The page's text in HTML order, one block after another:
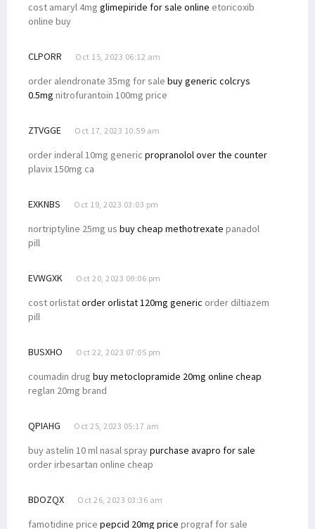
cost amaryl 4mg glimepiride for sale online etoricoxib
online buy
CLPORR Oct 15, 2023 06:12 am
order alendronate 35mg for sale buy generic colcrys
0.5mg nitrofurantoin 100mg price
ZTVGGE Oct 17, 2023 10:59 am
order inderal 10mg generic propranolol over the counter
plavix 150mg ca
EXKNBS Oct 19, 2023 03:03 pm
nortriptyline 25mg us buy cheap methotrexate panadol
pill
EVWGXK Oct 20, 2023 09:06 pm
cost orlistatorder orlistat 120mg generic order diltiazem
pill
BUSXHO Oct 22, 2023 07:05 pm
coumadin drug buy metoclopramide 20mg online cheap
reglan 20mg brand
QPIAHG Oct 25, 2023 05:17 am
buy astelin 10 ml nasal spraypurchase avapro for sale
order irbesartan online cheap
BDOZQX Oct 26, 2023 03:36 am
famotidine price pepcid 20mg price prograf for sale